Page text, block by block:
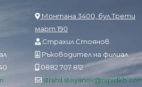
Монтана 3400, бул.Трети
март 190
Страхил Стоянов
Ръководител на филиал
0882 707 812